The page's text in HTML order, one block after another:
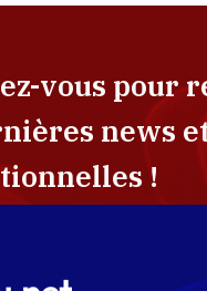
vous pour
news
!